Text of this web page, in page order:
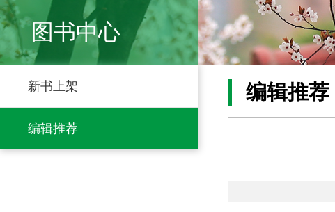
图书中心
新书上架
编辑推荐
编辑推荐